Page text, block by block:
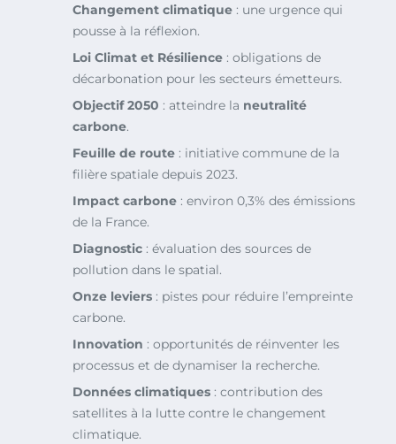
Changement climatique : une urgence qui
pousse à la réflexion.
Loi Climat et Résilience : obligations de
décarbonation pour les secteurs émetteurs.
Objectif 2050 : atteindre la neutralité
carbone.
Feuille de route : initiative commune de la
filière spatiale depuis 2023.
Impact carbone : environ 0,3% des émissions
de la France.
Diagnostic : évaluation des sources de
pollution dans le spatial.
Onze leviers : pistes pour réduire l’empreinte
carbone.
Innovation : opportunités de réinventer les
processus et de dynamiser la recherche.
Données climatiques : contribution des
satellites à la lutte contre le changement
climatique.